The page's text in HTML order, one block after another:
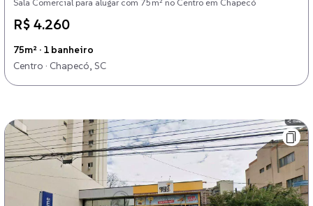
Sala Comercial para alugar com 75m² no Centro em Chapecó
R$ 4.260
75m² · 1 banheiro
Centro · Chapecó, SC